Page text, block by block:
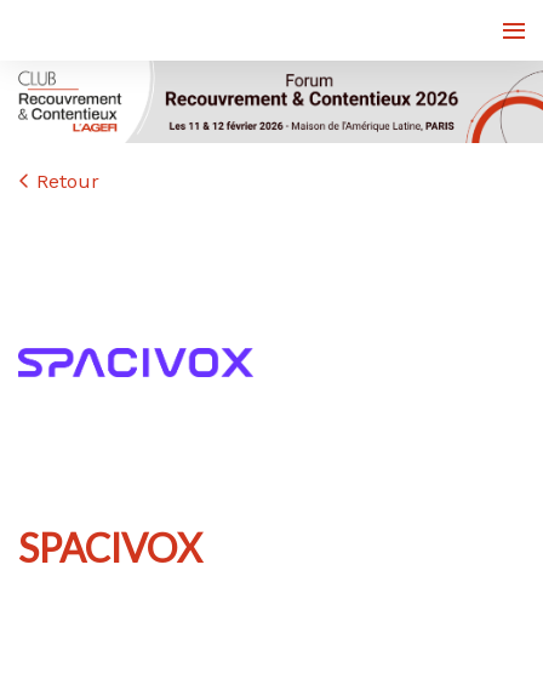
Retour
SPACIVOX